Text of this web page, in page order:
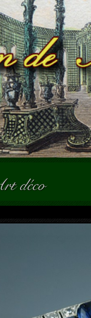
Art déco